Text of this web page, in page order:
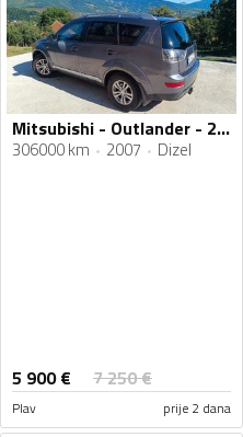
Mitsubishi - Outlander - 2.0 DI
306000 km 2007 Dizel
5 900€ 7 250€
Plav prije 2 dana